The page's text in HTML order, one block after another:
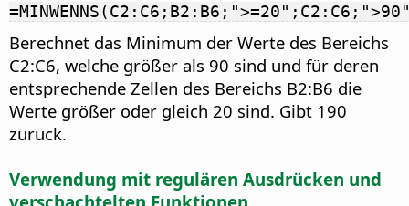
Berechnet das Minimum der Werte des Bereichs
C2:C6, welche größer als 90 sind und für deren
entsprechende Zellen des Bereichs B2:B6 die
Werte größer oder gleich 20 sind. Gibt 190
zurück.
Verwendung mit regulären Ausdrücken und